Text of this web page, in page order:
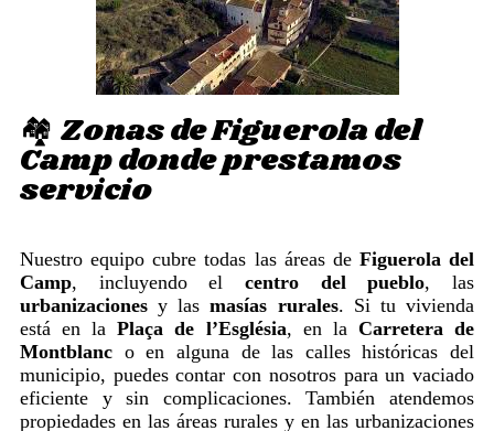
🏘️ Zonas de Figuerola del
Camp donde prestamos
servicio
Nuestro equipo cubre todas las áreas de Figuerola del
Camp, incluyendo el centro del pueblo, las
urbanizaciones y lasmasías rurales. Si tu vivienda
está en laPlaça de l’Església, en la Carretera de
Montblanc o en alguna de las calles históricas del
municipio, puedes contar con nosotros para un vaciado
eficiente y sin complicaciones. También atendemos
propiedades en las áreas rurales y en las urbanizaciones